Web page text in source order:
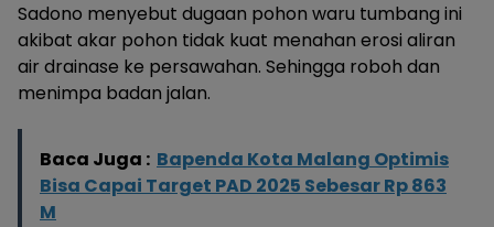
Sadono menyebut dugaan pohon waru tumbang ini
akibat akar pohon tidak kuat menahan erosi aliran
air drainase ke persawahan. Sehingga roboh dan
menimpa badan jalan.
Baca Juga : Bapenda Kota Malang Optimis
Bisa Capai Target PAD 2025 Sebesar Rp 863
M